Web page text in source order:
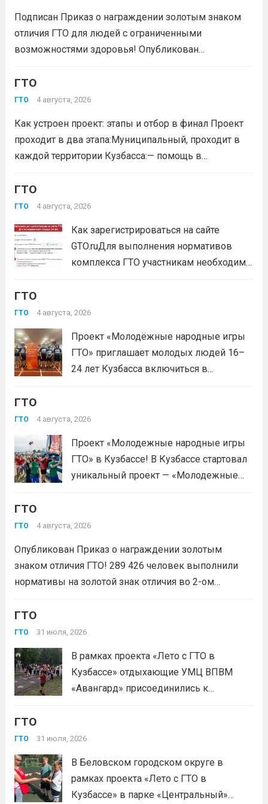
Подписан Приказ о награждении золотым знаком
отличия ГТО для людей с ограниченными
возможностями здоровья! Опубликован
Российской Федерации № 229 НГ от 22 июля 2026
года. Документ утверждает список граждан,
Всероссийского физкультурно-спортивного
комплекса...Читать дальше
ГТО
ГТО 4 августа, 2026
Как устроен проект: этапы и отбор в финал Проект
проходит в два этапа:Муниципальный, проходит в
каждой территории Кузбасса:— помощь в
класс по правильной технике выполнения
нормативов комплекса ГТО;— тренировочные
Читать дальше
ГТО
ГТО 4 августа, 2026
Как зарегистрироваться на сайте
GTO.ruДля выполнения нормативов
комплекса ГТО участникам необходимо
выбери своё муниципальное
приходи на площадку. Возьми
документ, удостоверяющий личность,
удобную спортивную форму и воду. На
ГТО
ГТО 4 августа, 2026
Проект «Молодёжные народные игры
ГТО» приглашает молодых людей 16–
24 лет Кузбасса включиться в
муниципальных и регионального
нормативы комплекса ГТО сочетаются
с народными играми, силовыми шоу и
инновационными надувными
ГТО
ГТО 4 августа, 2026
Проект «Молодежные народные игры
ГТО» в Кузбассе! В Кузбассе стартовал
уникальный проект — «Молодежные
молодежных проектов среди
1сезон»! Проект направлен на
популяризацию Всероссийского
физкультурно-спортивного комплекса
ГТО
ГТО 4 августа, 2026
Опубликован Приказ о награждении золотым
знаком отличия ГТО! 289 426 человек выполнили
нормативы на золотой знак отличия во 2-ом
млн человек по всей стране проверили свои силы в
испытаниях ГТО. Приказ...
ГТО
ГТО 31 июля, 2026
В рамках проекта «Лето с ГТО в
Кузбассе» отдыхающие УМЦ ВПВМ
«Авангард» присоединились к
«Авангарда» не просто проверкой
праздником спорта.Поддерживая друг
друга, юноши и девушки показывают
отличные результаты, подтверждая,...
ГТО
ГТО 31 июля, 2026
В Беловском городском округе в
рамках проекта «Лето с ГТО в
Кузбассе» в парке «Центральный»